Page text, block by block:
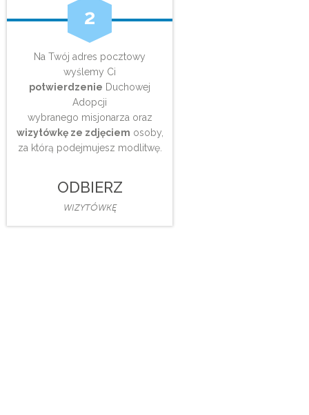
2
Na Twój adres pocztowy
wyślemy Ci
potwierdzenie Duchowej
Adopcji
wybranego misjonarza oraz
wizytówkę ze zdjęciem osoby,
za którą podejmujesz modlitwę.
ODBIERZ
WIZYTÓWKĘ